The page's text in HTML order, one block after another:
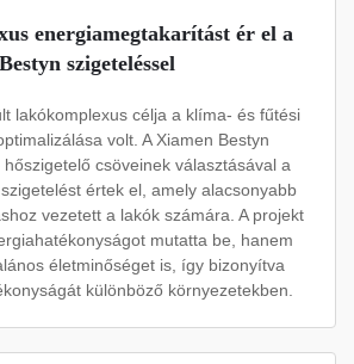
energiamegtakarítást ér el a
Bestyn szigeteléssel
lakókomplexus célja a klíma- és fűtési
volt. A Xiamen Bestyn
csöveinek választásával a
értek el, amely alacsonyabb
vezetett a lakók számára. A projekt
mutatta be, hanem
életminőséget is, így bizonyítva
különböző környezetekben.